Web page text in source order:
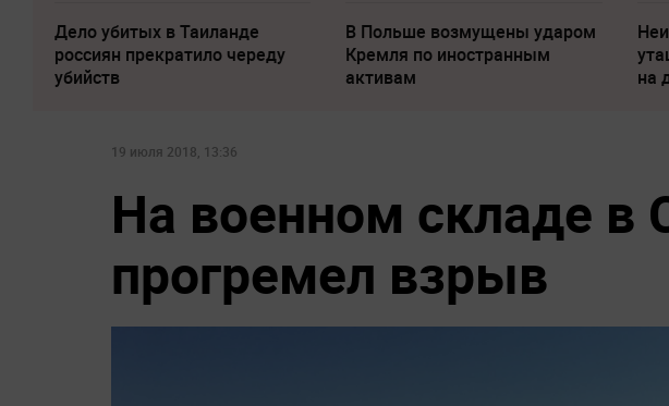
Дело убитых в Таиланде
россиян прекратило череду
убийств
В Польше возмущены ударом
Кремля по иностранным
активам
на
19 июля 2018, 13:36
На военном складе
прогремел взрыв